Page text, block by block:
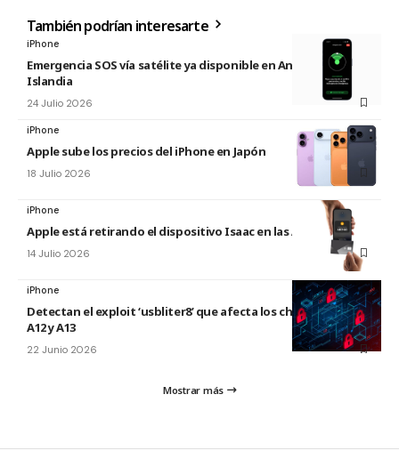
También podrían interesarte
iPhone
Emergencia SOS vía satélite ya disponible en Andorra e
Islandia
24 Julio 2026
iPhone
Apple sube los precios del iPhone en Japón
18 Julio 2026
iPhone
Apple está retirando el dispositivo Isaac en las Apple Store
14 Julio 2026
iPhone
Detectan el exploit ‘usbliter8’ que afecta los chips de Apple
A12 y A13
22 Junio 2026
Mostrar más